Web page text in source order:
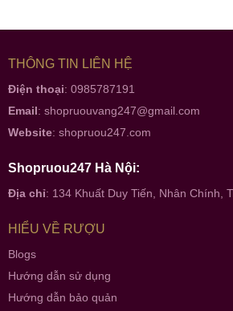
THÔNG TIN LIÊN HỆ
Điện thoại: 0985787191
Email: shopruouvang247@gmail.com
Website: shopruou247.com
Shopruou247 Hà Nội:
Địa chỉ: 134 Khuất Duy Tiến, Nhân Chính,
HIỂU VỀ RƯỢU
Blogs
Hướng dẫn sử dụng
Hướng dẫn bảo quản